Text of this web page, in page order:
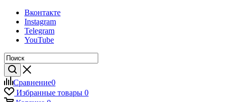
Вконтакте
Instagram
Telegram
YouTube
Сравнение0
Избранные товары 0